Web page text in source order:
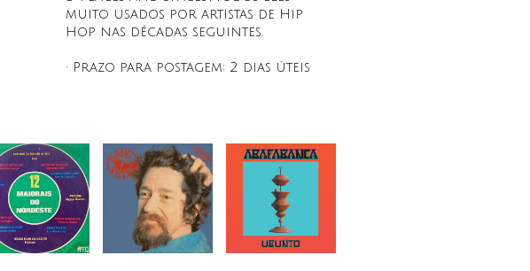
muito usados por artistas de Hip
Hop nas décadas seguintes.
• Prazo para postagem: 2 dias úteis